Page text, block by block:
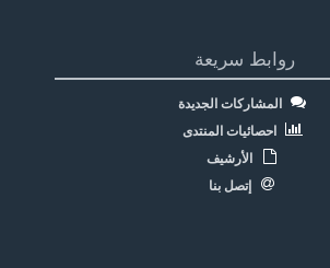
روابط سريعة
المشاركات الجديدة
احصائيات المنتدى
الأرشيف
إتصل بنا